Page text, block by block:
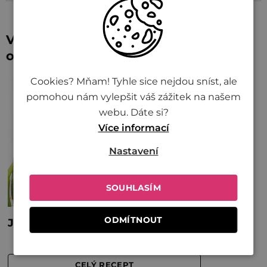
Vyskúšajte recepty s našou kung pao
omáčkou
Cookies? Mňam! Tyhle sice nejdou sníst, ale
pomohou nám vylepšit váš zážitek na našem
webu. Dáte si?
Více informací
SOUHLASÍM
ODMÍTNOUT
Nastavení